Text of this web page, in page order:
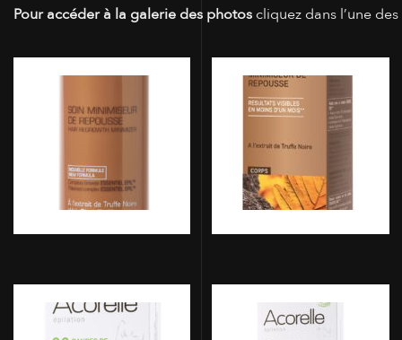
Pour accéder à la galerie des photos cliquez dans l’une